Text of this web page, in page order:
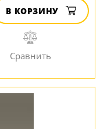
В КОРЗИНУ